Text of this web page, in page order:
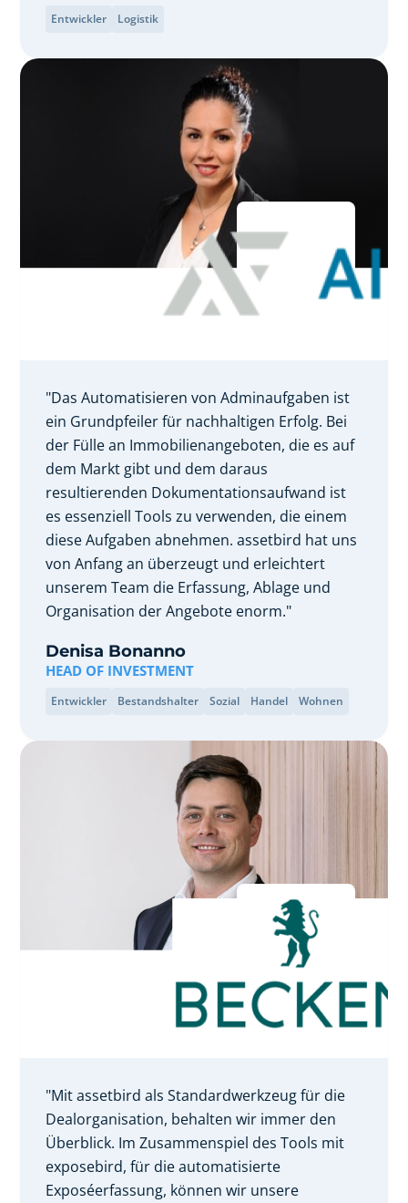
Entwickler Logistik
"Das Automatisieren von Adminaufgaben ist
ein Grundpfeiler für nachhaltigen Erfolg. Bei
der Fülle an Immobilienangeboten, die es auf
dem Markt gibt und dem daraus
resultierenden Dokumentationsaufwand ist
es essenziell Tools zu verwenden, die einem
diese Aufgaben abnehmen. assetbird hat uns
von Anfang an überzeugt und erleichtert
unserem Team die Erfassung, Ablage und
Organisation der Angebote enorm."
Denisa Bonanno
HEAD OF INVESTMENT
Entwickler Bestandshalter Sozial Handel Wohnen
"Mit assetbird als Standardwerkzeug für die
Dealorganisation, behalten wir immer den
Überblick. Im Zusammenspiel des Tools mit
exposebird, für die automatisierte
Exposéerfassung, können wir unsere